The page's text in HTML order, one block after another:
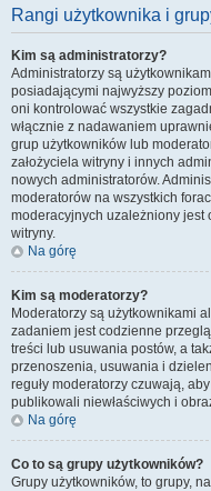
Rangi użytkownika i
Kim są administratorzy?
Administratorzy są
posiadającymi najwyższy
oni kontrolować wszystkie
włącznie z nadawaniem
grup użytkowników lub
założyciela witryny i innych
nowych administratorów.
moderatorów na wszystkich
moderacyjnych uzależniony jest
witryny.
Na górę
Kim są moderatorzy?
Moderatorzy są użytkownikami
zadaniem jest codzienne
treści lub usuwania postów, a
przenoszenia, usuwania i
reguły moderatorzy czuwają,
publikowali niewłaściwych i
Na górę
Co to są grupy użytkowników?
Grupy użytkowników, to grupy,